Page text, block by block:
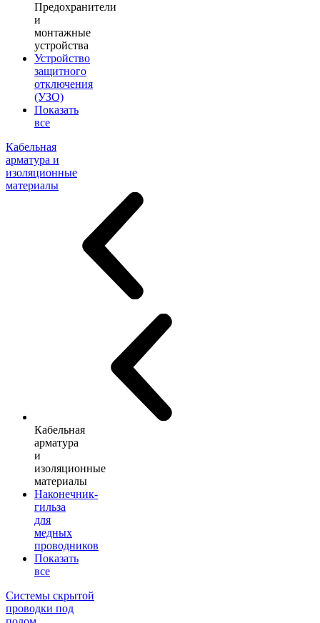
Предохранители
и
монтажные
устройства
Устройство
защитного
отключения
(УЗО)
Показать
все
Кабельная
арматура и
изоляционные
материалы
Кабельная
арматура
и
изоляционные
материалы
Наконечник-
гильза
для
медных
проводников
Показать
все
Системы скрытой
проводки под